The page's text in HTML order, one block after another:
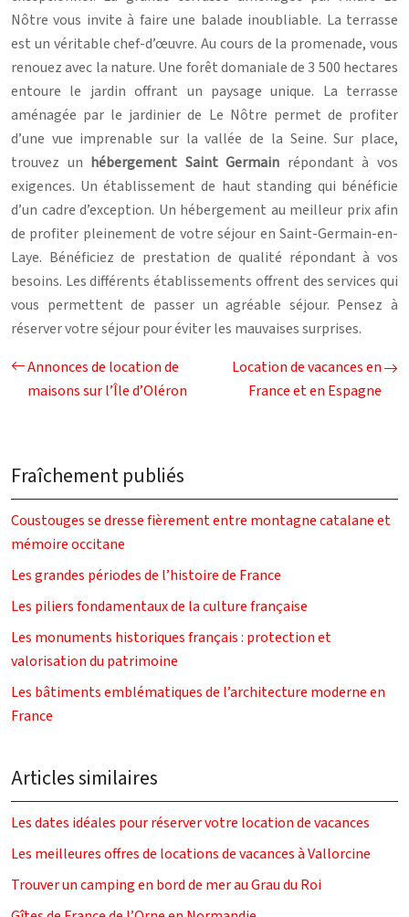
Nôtre vous invite à faire une balade inoubliable. La terrasse
est un véritable chef-d’œuvre. Au cours de la promenade, vous
renouez avec la nature. Une forêt domaniale de 3 500 hectares
entoure le jardin offrant un paysage unique. La terrasse
aménagée par le jardinier de Le Nôtre permet de profiter
d’une vue imprenable sur la vallée de la Seine. Sur place,
trouvez un hébergement Saint Germain répondant à vos
exigences. Un établissement de haut standing qui bénéficie
d’un cadre d’exception. Un hébergement au meilleur prix afin
de profiter pleinement de votre séjour en Saint-Germain-en-
Laye. Bénéficiez de prestation de qualité répondant à vos
besoins. Les différents établissements offrent des services qui
vous permettent de passer un agréable séjour. Pensez à
réserver votre séjour pour éviter les mauvaises surprises.
Annonces de location de
maisons sur l’Île d’Oléron
Location de vacances en
France et en Espagne
Fraîchement publiés
Coustouges se dresse fièrement entre montagne catalane et
mémoire occitane
Les grandes périodes de l’histoire de France
Les piliers fondamentaux de la culture française
Les monuments historiques français : protection et
valorisation du patrimoine
Les bâtiments emblématiques de l’architecture moderne en
France
Articles similaires
Les dates idéales pour réserver votre location de vacances
Les meilleures offres de locations de vacances à Vallorcine
Trouver un camping en bord de mer au Grau du Roi